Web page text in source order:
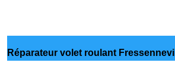
Réparateur volet roulant